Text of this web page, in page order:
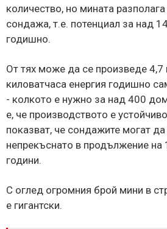
количество, но мината
сондажа, т.е. потенциал за над
годишно.
От тях може да се произведе 4,7
киловатчаса енергия годишно
- колкото е нужно за над 400
е, че производството е
показват, че сондажите могат
непрекъснато в продължение на
години.
С оглед огромния брой мини в
е гигантски.